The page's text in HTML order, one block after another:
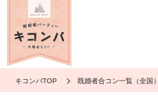
キコンパTOP 既婚者合コン一覧（全国）